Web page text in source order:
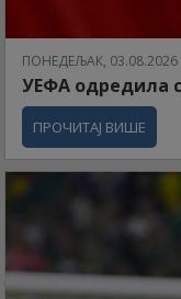
ПОНЕДЕЉАК,
УЕФА одредила
ПРОЧИТАЈ ВИШЕ